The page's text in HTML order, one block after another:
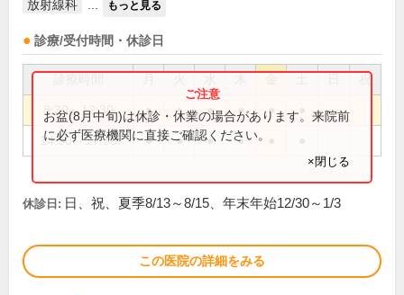
放射線科
もっと見る
診療/受付時間・休診日
祝
8:30～12:30 ● ● ● ● ●
14:30～17:30 ● ● ● ●
お盆(8月中旬)は休診・休業の場合があります。来院前
に必ず医療機関に直接ご確認ください。
×閉じる
休診日: 日、祝、夏季8/13～8/15、年末年始12/30～1/3
この医院の詳細をみる